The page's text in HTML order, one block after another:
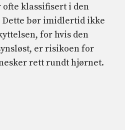
klassifisert i den
Dette bør imidlertid ikke
for hvis den
er risikoen for
rett rundt hjørnet.